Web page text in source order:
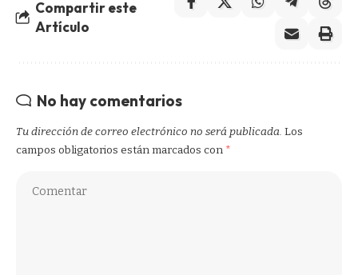
Compartir este
Artículo
No hay comentarios
Tu dirección de correo electrónico no será publicada. Los
campos obligatorios están marcados con *